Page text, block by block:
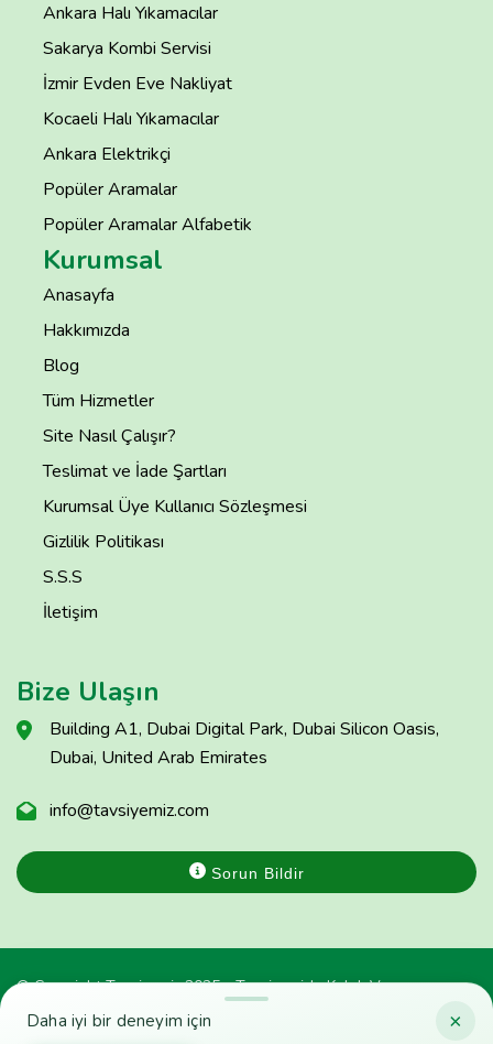
×
Daha iyi bir deneyim için
Ankara Halı Yıkamacılar
Sakarya Kombi Servisi
İzmir Evden Eve Nakliyat
Kocaeli Halı Yıkamacılar
Ankara Elektrikçi
Popüler Aramalar
Popüler Aramalar Alfabetik
Kurumsal
Anasayfa
Hakkımızda
Blog
Tüm Hizmetler
Site Nasıl Çalışır?
Teslimat ve İade Şartları
Kurumsal Üye Kullanıcı Sözleşmesi
Gizlilik Politikası
S.S.S
İletişim
Bize Ulaşın
Building A1, Dubai Digital Park, Dubai Silicon Oasis,
Dubai, United Arab Emirates
info@tavsiyemiz.com
Sorun Bildir
© Copyright Tavsiyemiz 2025 - Tavsiyemiz'e Kulak Ver